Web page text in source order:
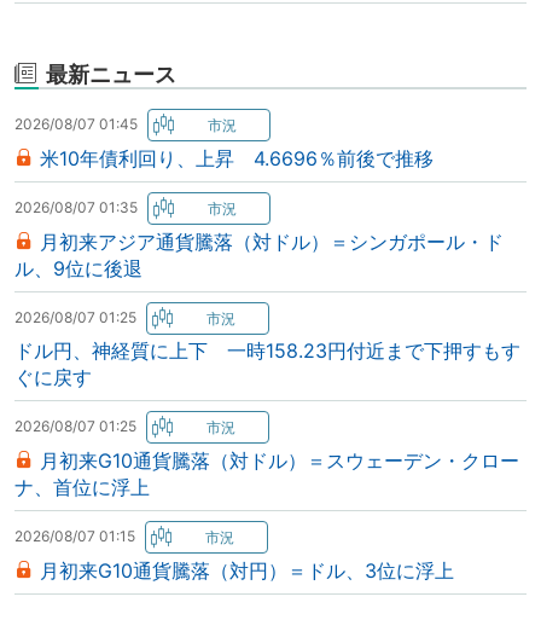
最新ニュース
2026/08/07 01:45
米10年債利回り、上昇 4.6696％前後で推移
2026/08/07 01:35
月初来アジア通貨騰落（対ドル）＝シンガポール・ド
ル、9位に後退
2026/08/07 01:25
ドル円、神経質に上下 一時158.23円付近まで下押すもす
ぐに戻す
2026/08/07 01:25
月初来G10通貨騰落（対ドル）＝スウェーデン・クロー
ナ、首位に浮上
2026/08/07 01:15
月初来G10通貨騰落（対円）＝ドル、3位に浮上